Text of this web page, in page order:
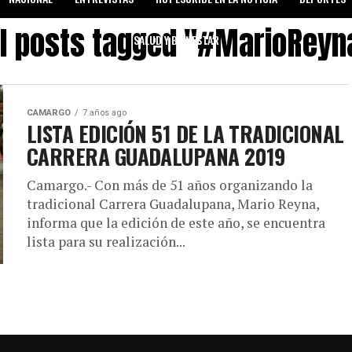
SALUD Y BIENESTAR
posts tagged
CAMARGO 7 años ago
LISTA EDICIÓN 51 DE LA TRADICIONAL
CARRERA GUADALUPANA 2019
Camargo.- Con más de 51 años organizando la
tradicional Carrera Guadalupana, Mario Reyna,
informa que la edición de este año, se encuentra
lista para su realización...